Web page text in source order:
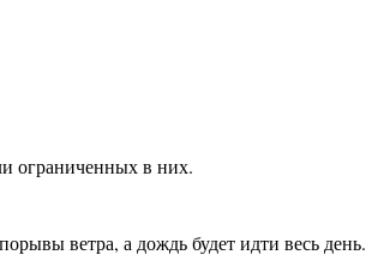
ограниченных в них.
ветра, а дождь будет идти весь день.